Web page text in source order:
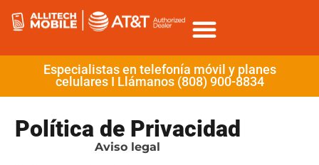
Especialistas en telefonía móvil y planes
celulares I Llámanos (808) 900-8834
Política de Privacidad
Aviso legal